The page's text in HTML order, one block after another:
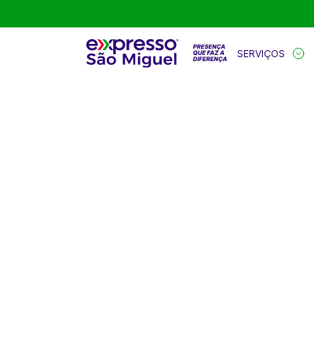
SERVIÇOS